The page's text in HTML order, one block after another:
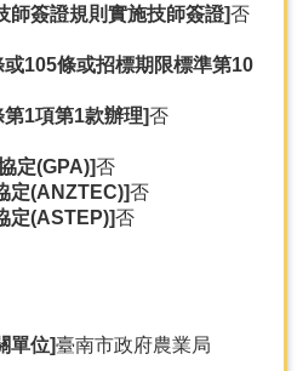
師簽證規則實施技師簽證]否
105條或招標期限標準第10
1項第1款辦理]否
定(GPA)]否
定(ANZTEC)]否
定(ASTEP)]否
單位]臺南市政府農業局